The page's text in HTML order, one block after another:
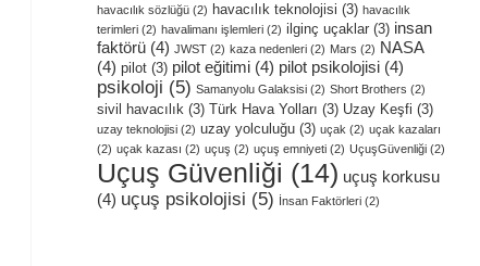
havacılık sözlüğü (2) havacılık teknolojisi (3) havacılık
terimleri (2) havalimanı işlemleri (2) ilginç uçaklar (3) insan
faktörü (4) JWST (2) kaza nedenleri (2) Mars (2) NASA
(4) pilot (3) pilot eğitimi (4) pilot psikolojisi (4)
psikoloji (5) Samanyolu Galaksisi (2) Short Brothers (2)
sivil havacılık (3) Türk Hava Yolları (3) Uzay Keşfi (3)
uzay teknolojisi (2) uzay yolculuğu (3) uçak (2) uçak kazaları
(2) uçak kazası (2) uçuş (2) uçuş emniyeti (2) UçuşGüvenliği (2)
Uçuş Güvenliği (14) uçuş korkusu
(4) uçuş psikolojisi (5) İnsan Faktörleri (2)